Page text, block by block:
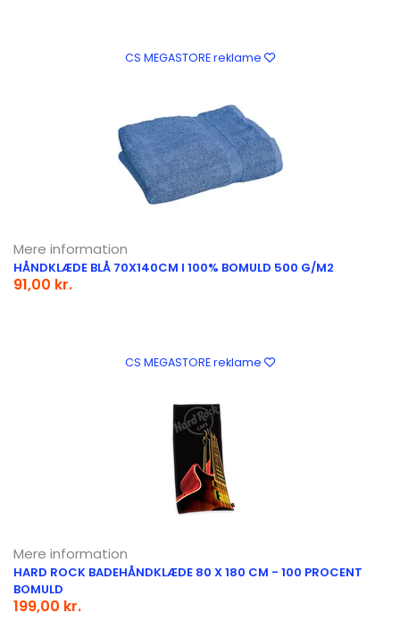
CS MEGASTORE reklame
Mere information
HÅNDKLÆDE BLÅ 70X140CM I 100% BOMULD 500 G/M2
91,00 kr.
CS MEGASTORE reklame
Mere information
HARD ROCK BADEHÅNDKLÆDE 80 X 180 CM - 100 PROCENT
BOMULD
199,00 kr.